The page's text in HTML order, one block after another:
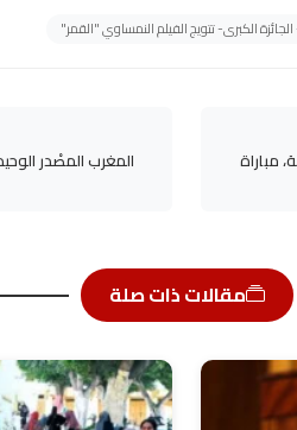
الكبرى- تتويج الفيلم النمساوي "القمر"
كرة القدم لأقل من 20 سنة، مباراة المغرب المصْدر
مقالات ذات صلة